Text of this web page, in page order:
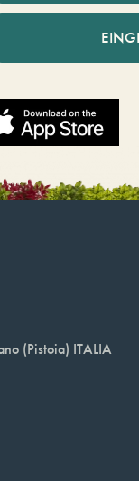
(Pistoia) ITALIA